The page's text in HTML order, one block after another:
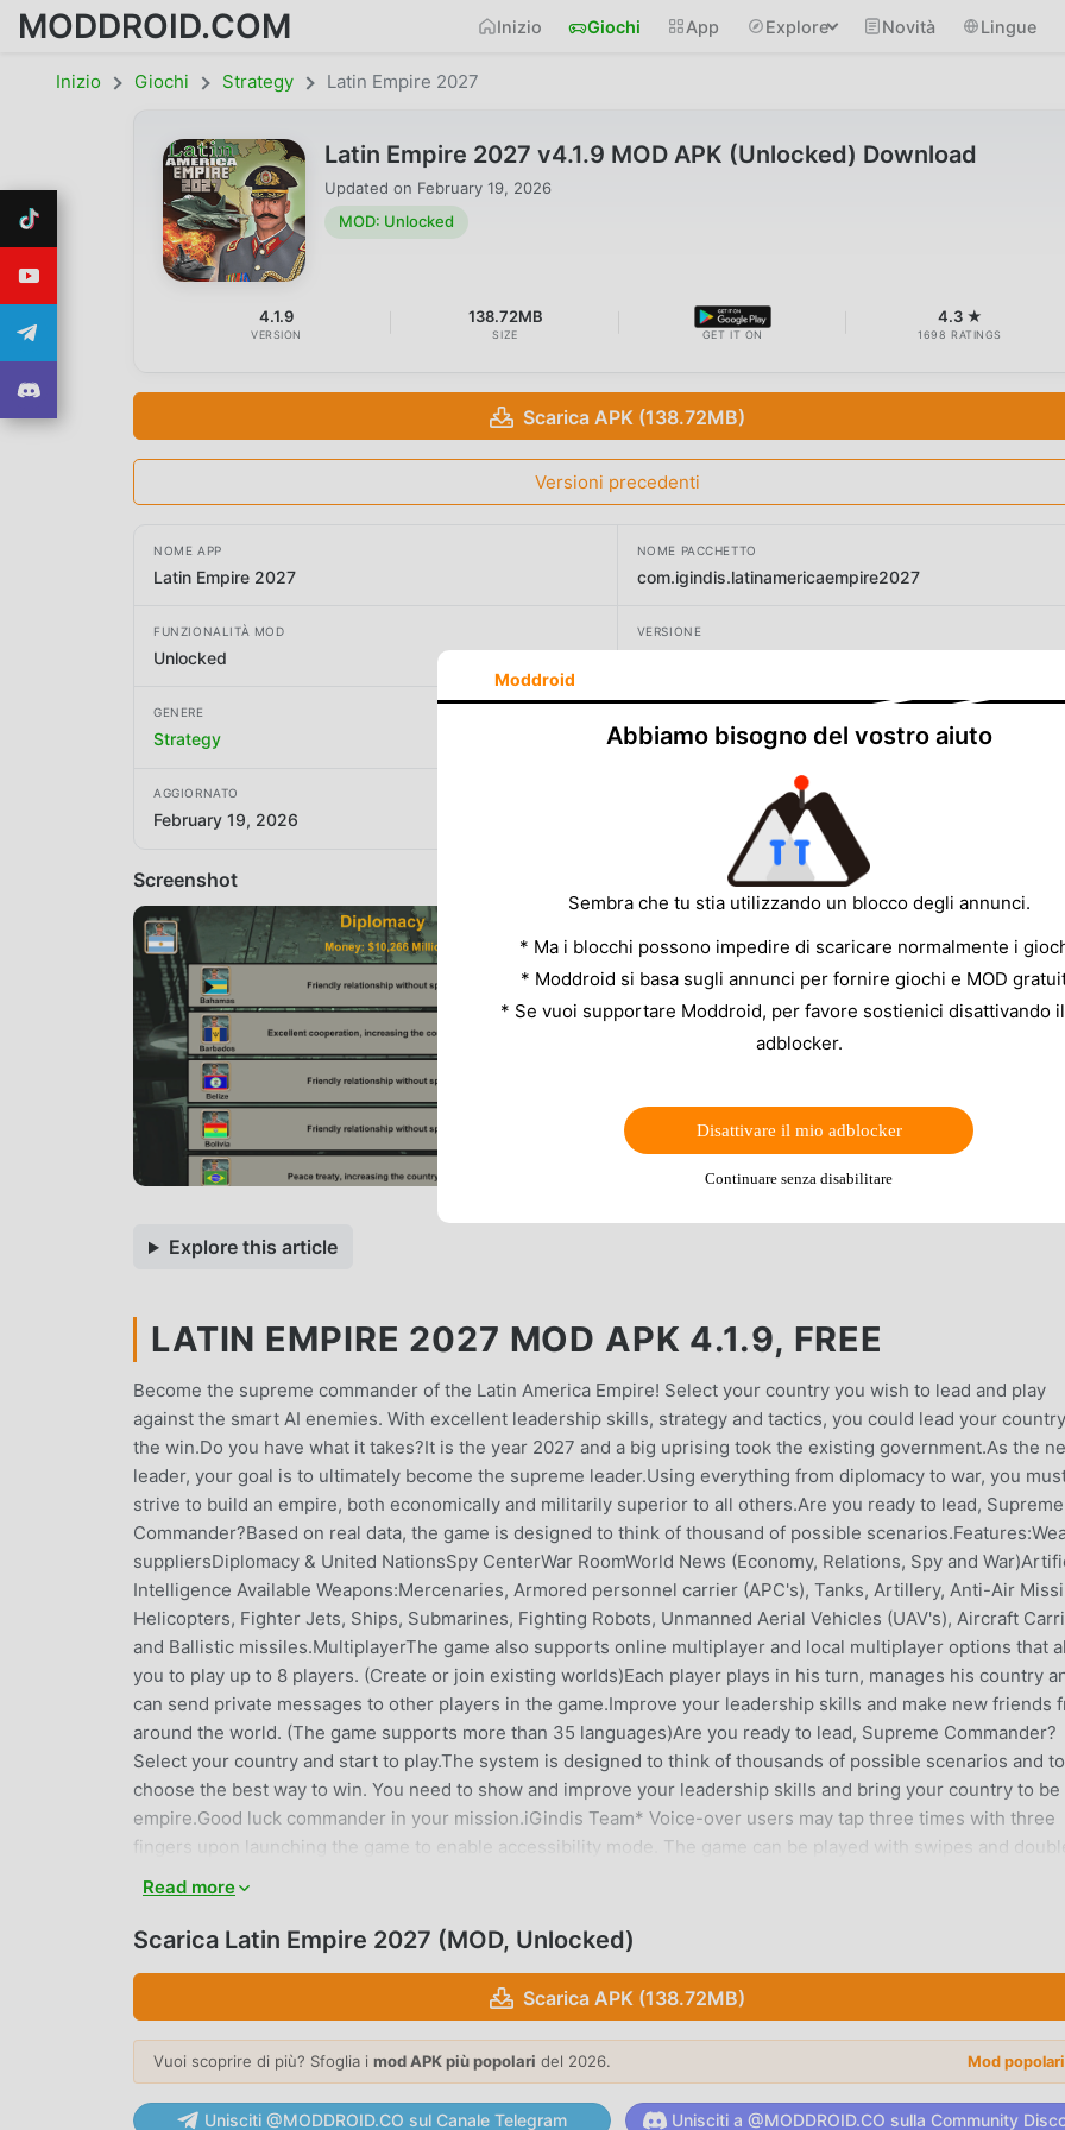
MODDROID.COM Inizio Giochi App Explore Novità Lingue
Inizio Giochi Strategy Latin Empire 2027
Latin Empire 2027 v4.1.9 MOD APK (Unlocked) Download
Updated on February 19, 2026
MOD: Unlocked
4.1.9
VERSION
138.72MB
SIZE GET IT ON
4.3 ★
1698 RATINGS
Scarica APK (138.72MB)
Versioni precedenti
NOME APP
Latin Empire 2027
NOME PACCHETTO
com.igindis.latinamericaempire2027
FUNZIONALITÀ MOD
Unlocked
VERSIONE
GENERE
Strategy iGindis Games
AGGIORNATO
February 19, 2026
Screenshot
Explore this article
LATIN EMPIRE 2027 MOD APK 4.1.9, FREE
Become the supreme commander of the Latin America Empire! Select your country you wish to lead and play
against the smart AI enemies. With excellent leadership skills, strategy and tactics, you could lead your
the win.Do you have what it takes?It is the year 2027 and a big uprising took the existing government.As the
leader, your goal is to ultimately become the supreme leader.Using everything from diplomacy to war, you
strive to build an empire, both economically and militarily superior to all others.Are you ready to lead, Supreme
Commander?Based on real data, the game is designed to think of thousand of possible
suppliersDiplomacy & United NationsSpy CenterWar RoomWorld News (Economy, Relations, Spy and
Intelligence Available Weapons:Mercenaries, Armored personnel carrier (APC's), Tanks, Artillery, Anti-Air
Helicopters, Fighter Jets, Ships, Submarines, Fighting Robots, Unmanned Aerial Vehicles (UAV's), Aircraft
and Ballistic missiles.MultiplayerThe game also supports online multiplayer and local multiplayer options that
you to play up to 8 players. (Create or join existing worlds)Each player plays in his turn, manages his country
can send private messages to other players in the game.Improve your leadership skills and make new friends
around the world. (The game supports more than 35 languages)Are you ready to lead, Supreme Commander?
Select your country and start to play.The system is designed to think of thousands of possible scenarios and to
choose the best way to win. You need to show and improve your leadership skills and bring your country to be
empire.Good luck commander in your mission.iGindis Team* Voice-over users may tap three times with three
fingers upon launching the game to enable accessibility mode. The game can be played with swipes and
taps afterwards. (Please make sure you close talk back or any voice over program before opening the game)
LATIN EMPIRE 2027 INTRODUZIONE
Latin Empire 2027 Essendo un gioco strategy molto popolare di recente, ha guadagnato molti fan in tutto il
che amano i giochi strategy. Se vuoi scaricare questo gioco, come il più grande sito di download di giochi
Empire 2027 4.1.9gratuitamente, ma fornisce anche Freemod gratuitamente, aiutandoti a salvare l'attività
ripetitiva nel gioco, così puoi concentrarti sul godere della gioia portata dal gioco stesso. moddroid promette
qualsiasi mod di Latin Empire 2027 non addebiterà alcuna commissione ai giocatori ed è sicura al 100%,
Read more
Scarica Latin Empire 2027 (MOD, Unlocked)
Scarica APK (138.72MB)
Vuoi scoprire di più? Sfoglia i mod APK più popolari del 2026. Mod
Unisciti @MODDROID.CO sul Canale Telegram Unisciti a @MODDROID.CO sulla Community
Moddroid
Abbiamo bisogno del vostro aiuto
Sembra che tu stia utilizzando un blocco degli annunci.
* Ma i blocchi possono impedire di scaricare normalmente i
* Moddroid si basa sugli annunci per fornire giochi e MOD
* Se vuoi supportare Moddroid, per favore sostienici disattivando
adblocker.
Disattivare il mio adblocker
Continuare senza disabilitare